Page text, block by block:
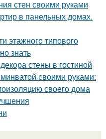
стен своими руками
в панельных домах.
этажного типового
знать
стены в гостиной
своими руками:
своего дома